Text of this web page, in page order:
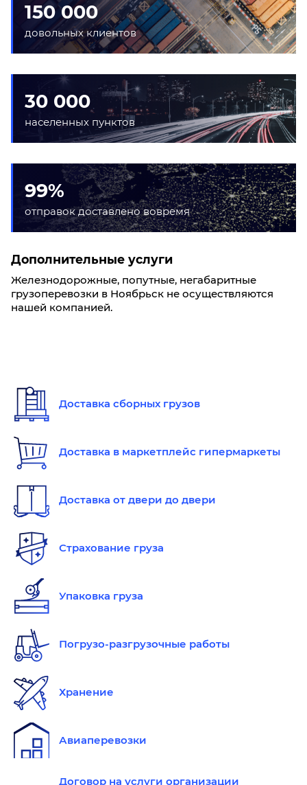
150 000
довольных клиентов
30 000
населенных пунктов
99%
отправок доставлено вовремя
Дополнительные услуги
Железнодорожные, попутные, негабаритные
грузоперевозки в Ноябрьск не осуществляются
нашей компанией.
Доставка сборных грузов
Доставка в маркетплейс гипермаркеты
Доставка от двери до двери
Страхование груза
Упаковка груза
Погрузо-разгрузочные работы
Хранение
Авиаперевозки
Договор на услуги организации